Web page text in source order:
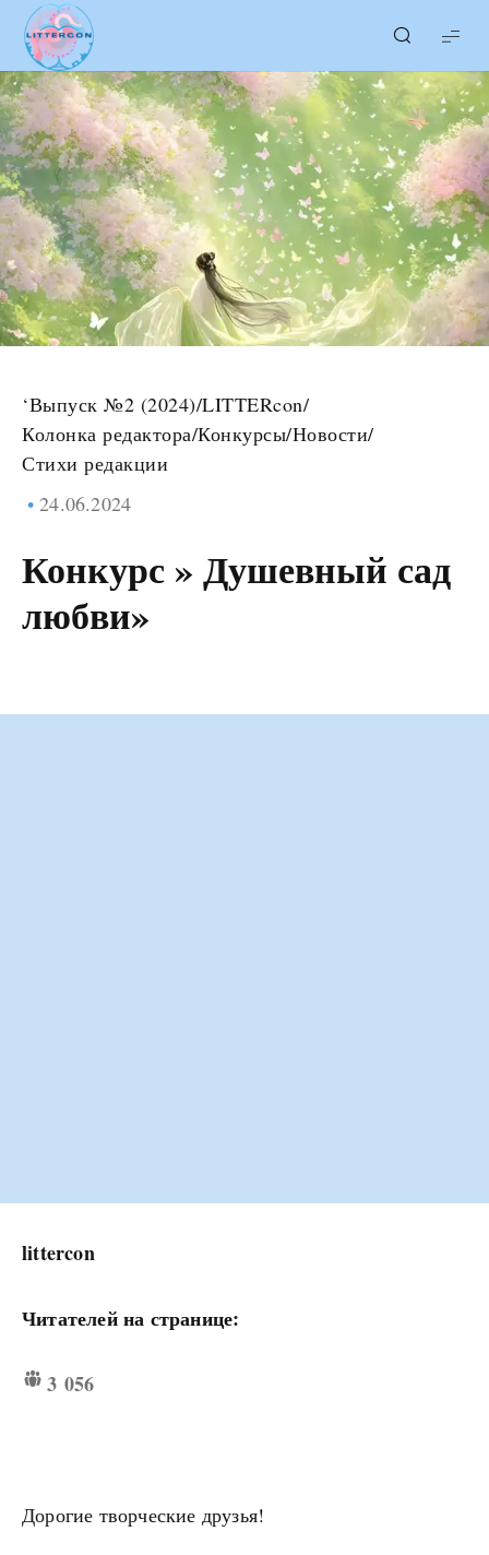
LITTERcon
‘Выпуск №2 (2024)/LITTERcon/
Колонка редактора/Конкурсы/Новости/
Стихи редакции
24.06.2024
Конкурс » Душевный сад
любви»
littercon
Читателей на странице:
3 056
Дорогие творческие друзья!